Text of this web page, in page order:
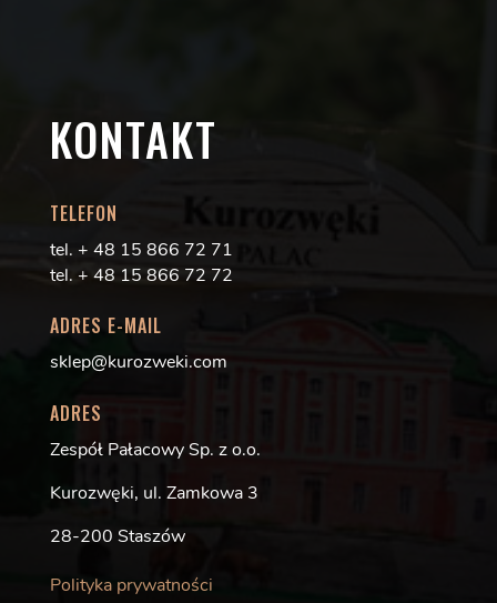
KONTAKT
TELEFON
tel. + 48 15 866 72 71
tel. + 48 15 866 72 72
ADRES E-MAIL
sklep@kurozweki.com
ADRES
Zespół Pałacowy Sp. z o.o.
Kurozwęki, ul. Zamkowa 3
28-200 Staszów
Polityka prywatności